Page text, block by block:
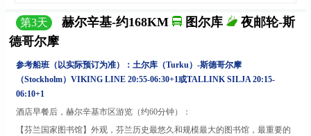
第3天 赫尔辛基-约168KM 图尔库
夜邮轮-斯
德哥尔摩
参考船班（以实际预订为准）：土尔库（Turku）-斯德哥尔摩
（Stockholm）VIKING LINE 20:55-06:30+1或TALLINK SILJA 20:15-
06:10+1
酒店早餐后，赫尔辛基市区游览（约60分钟）：
【芬兰国家图书馆】外观，芬兰历史最悠久和规模最大的图书馆，最重要的